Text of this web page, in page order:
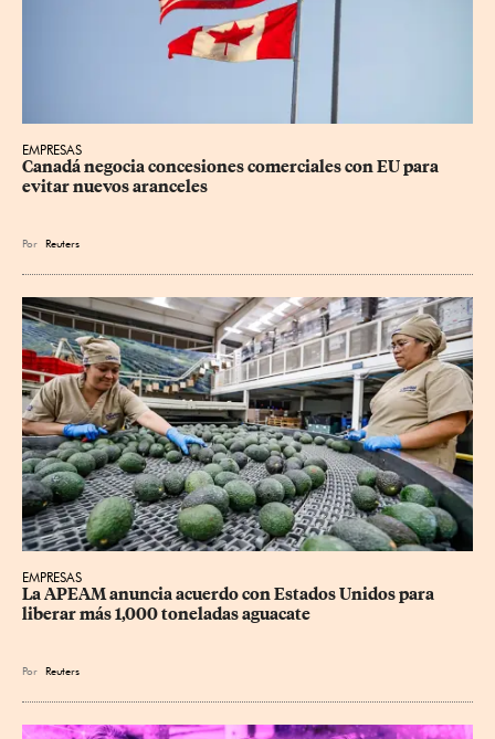
EMPRESAS
Canadá negocia concesiones comerciales con EU para
evitar nuevos aranceles
Por Reuters
EMPRESAS
La APEAM anuncia acuerdo con Estados Unidos para
liberar más 1,000 toneladas aguacate
Por Reuters